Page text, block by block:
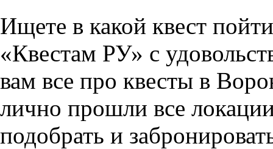
Ищете в какой квест
«Квестам РУ» с
вам все про квесты в
лично прошли все
подобрать и